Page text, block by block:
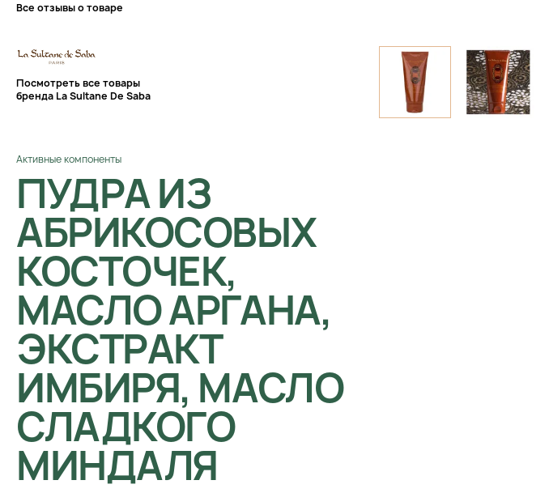
Все отзывы о товаре
Посмотреть все товары
бренда La Sultane De Saba
Активные компоненты
ПУДРА ИЗ
АБРИКОСОВЫХ
КОСТОЧЕК,
МАСЛО АРГАНА,
ЭКСТРАКТ
ИМБИРЯ, МАСЛО
СЛАДКОГО
МИНДАЛЯ